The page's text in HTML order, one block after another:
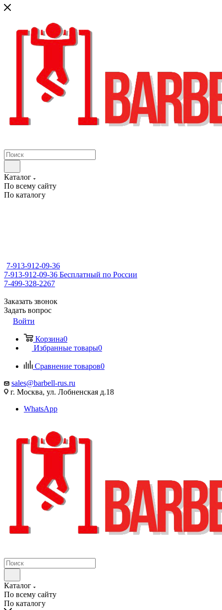
Каталог
По всему сайту
По каталогу
7-913-912-09-36
7-913-912-09-36 Бесплатный по России
7-499-328-2267
Заказать звонок
Задать вопрос
Войти
Корзина0
Избранные товары0
Сравнение товаров0
sales@barbell-rus.ru
г. Москва, ул. Лобненская д.18
WhatsApp
Каталог
По всему сайту
По каталогу